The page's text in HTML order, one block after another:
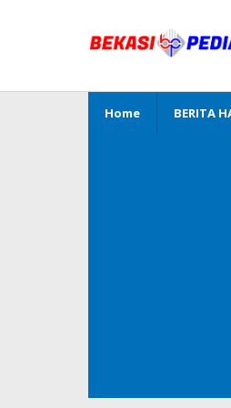
Home BERITA